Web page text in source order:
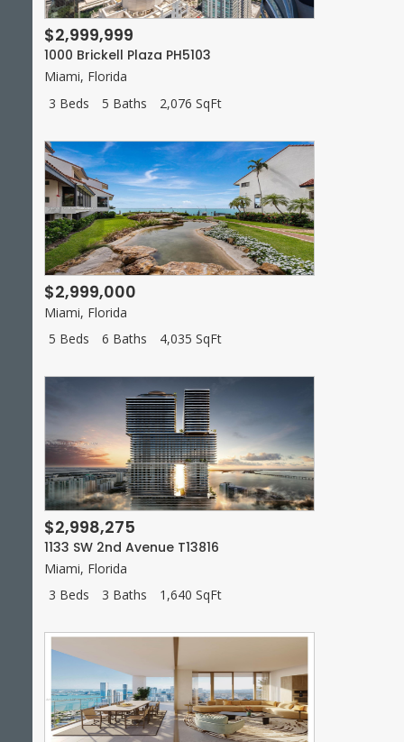
$2,999,999
1000 Brickell Plaza PH5103
Miami, Florida
3 Beds
5 Baths 2,076 SqFt
$2,999,000
Miami, Florida
5 Beds
6 Baths 4,035 SqFt
$2,998,275
1133 SW 2nd Avenue T13816
Miami, Florida
3 Beds
3 Baths 1,640 SqFt